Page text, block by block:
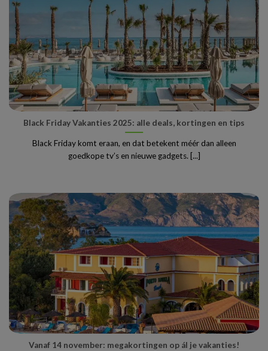
Black Friday Vakanties 2025: alle deals, kortingen en tips
Black Friday komt eraan, en dat betekent méér dan alleen
goedkope tv’s en nieuwe gadgets. [...]
Vanaf 14 november: megakortingen op ál je vakanties!